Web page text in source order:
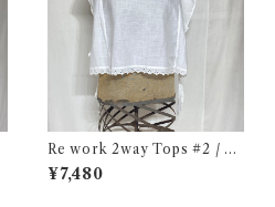
Re work 2way Tops #2 / リ
ワーク 2way トップス 古着
¥7,480